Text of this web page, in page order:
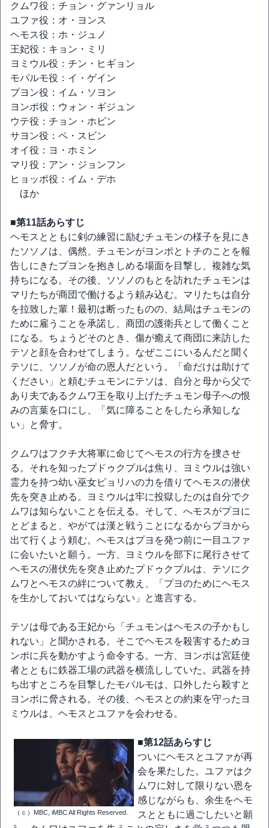
クムワ役：チョン・グァンリョル
ユファ役：オ・ヨンス
ヘモス役：ホ・ジュノ
王妃役：キョン・ミリ
ヨミウル役：チン・ヒギョン
モパルモ役：イ・ゲイン
プヨン役：イム・ソヨン
ヨンポ役：ウォン・ギジュン
ウテ役：チョン・ホビン
サヨン役：ペ・スビン
オイ役：ヨ・ホミン
マリ役：アン・ジョンフン
ヒョッポ役：イム・デホ
ほか
■第11話あらすじ
ヘモスとともに剣の練習に励むチュモンの様子を見にき
たソソノは、偶然、チュモンがヨンポとトチのことを報
告しにきたプヨンを抱きしめる場面を目撃し、複雑な気
持ちになる。その後、ソソノのもとを訪れたチュモンは
マリたちが商団で働けるよう頼み込む。マリたちは自分
を拉致した輩！最初は断ったものの、結局はチュモンの
ために雇うことを承諾し、商団の護衛兵として働くこと
になる。ちょうどそのとき、傷が癒えて商団に来訪した
テソと顔を合わせてしまう。なぜここにいるんだと聞く
テソに、ソソノが命の恩人だという。「命だけは助けて
ください」と頼むチュモンにテソは、自分と母から父で
あり夫であるクムワ王を取り上げたチュモン母子への恨
みの言葉を口にし、「気に障ることをしたら承知しな
い」と脅す。
クムワはフクチ大将軍に命じてヘモスの行方を捜させ
る。それを知ったプドゥクプルは焦り、ヨミウルは強い
霊力を持つ幼い巫女ピョリハの力を借りてヘモスの潜伏
先を突き止める。ヨミウルは牢に投獄したのは自分でク
ムワは知らないことを伝える。そして、へモスがプヨに
とどまると、やがては漢と戦うことになるからプヨから
出て行くよう頼む。ヘモスはプヨを発つ前に一目ユファ
に会いたいと願う。一方、ヨミウルを部下に尾行させて
ヘモスの潜伏先を突き止めたプドゥクプルは、テソにク
ムワとヘモスの絆について教え、「プヨのためにヘモス
を生かしておいてはならない」と進言する。
テソは母である王妃から「チュモンはヘモスの子かもし
れない」と聞かされる。そこでヘモスを殺害するためヨ
ンポに兵を動かすよう命令する。一方、ヨンポは宮廷使
者とともに鉄器工場の武器を横流ししていた。武器を持
ち出すところを目撃したモパルモは、口外したら殺すと
ヨンポに脅される。その後、ヘモスとの約束を守ったヨ
ミウルは、ヘモスとユファを会わせる。
（ｃ）MBC, iMBC All Rights Reserved.
■第12話あらすじ
ついにヘモスとユファが再
会を果たした。ユファはク
ムワに対して限りない恩を
感じながらも、余生をヘモ
スとともに過ごしたいと願